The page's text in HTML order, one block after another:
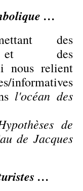
…
des
et des
nous relient
l'océan des
de
de Jacques
…